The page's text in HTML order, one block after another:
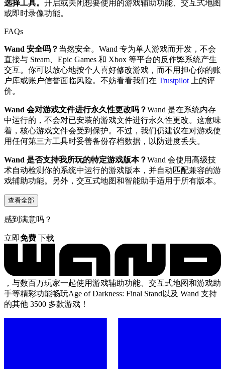
选择工具。 开启或关闭想要使用的游戏辅助功能、交互式地图
或即时录像功能。
FAQs
Wand 安全吗？ 当然安全。Wand 专为单人游戏而开发，不会
直接与 Steam、Epic Games 和 Xbox 等平台的反作弊系统产生
交互。你可以放心地按个人喜好修改游戏，而不用担心你的账
户库或账户信誉面临风险。不妨看看我们在 Trustpilot 上的评
价。
Wand 会对游戏文件进行永久性更改吗？Wand 是在系统内存
中运行的，不会对已安装的游戏文件进行永久性更改。这意味
着，核心游戏文件会受到保护。不过，我们仍建议在对游戏使
用任何第三方工具时妥善备份存档数据，以防进度丢失。
Wand 是否支持我所玩的特定游戏版本？Wand 会使用高级技
术自动检测你的系统中运行的游戏版本，并自动匹配兼容的游
戏辅助功能。另外，交互式地图和智能助手适用于所有版本。
查看全部
感到满意吗？
立即免费 下载
，与数百万玩家一起使用游戏辅助功能、交互式地图和游戏助
手等精彩功能畅玩Age of Darkness: Final Stand以及 Wand 支持
的其他 3500 多款游戏！